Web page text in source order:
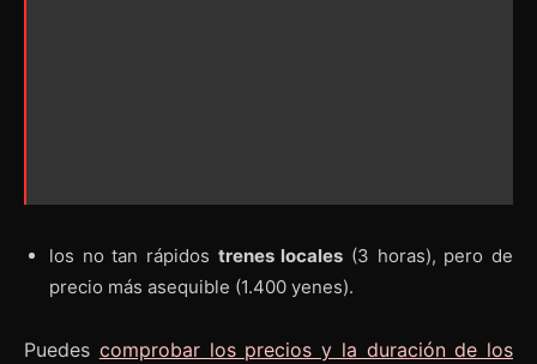
los no tan rápidos trenes locales (3 horas), pero de
precio más asequible (1.400 yenes).
Puedes comprobar los precios y la duración de los